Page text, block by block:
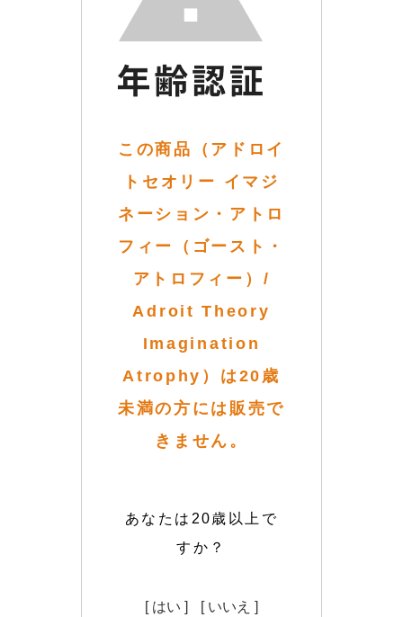
この商品（アドロイ
トセオリー イマジ
ネーション・アトロ
フィー（ゴースト・
アトロフィー）/
Adroit Theory
Imagination
Atrophy）は20歳
未満の方には販売で
きません。
あなたは20歳以上で
すか？
[ はい ] [ いいえ ]